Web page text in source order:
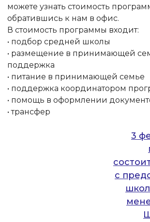
можете узнать стоимость
обратившись к нам в офис.
В стоимость программы входит:
• подбор средней школы
• размещение в принимающей
поддержка
• питание в принимающей семье
• поддержка координатором
• помощь в оформлении
• трансфер
3
с